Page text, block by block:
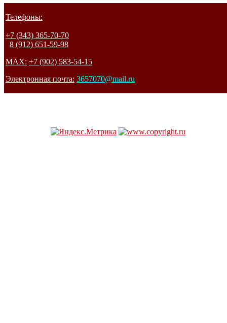
Телефоны:
+7 (343) 365-70-70
8 (912) 651-59-98
MAX: +7 (902) 583-54-15
Электронная почта: 3657070@mail.ru